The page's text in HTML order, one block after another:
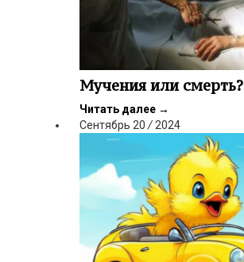
Мучения или смерть?
Читать далее →
Сентябрь 20 / 2024